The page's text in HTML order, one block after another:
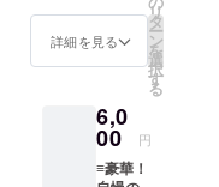
ケット
※１度の
ご利用
は、１
１枚の
み利用
可能 ※
１５０
詳細を見る
リ
タ
ー
ン
を
選
択
す
る
6,0
00 円
≡豪華！